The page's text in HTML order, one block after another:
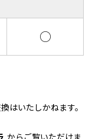
○
はいたしかねます。